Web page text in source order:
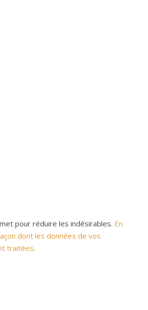
pour réduire les indésirables. En
dont les données de vos
traitées.